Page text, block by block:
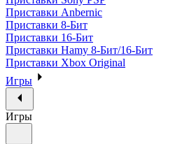
Приставки Anbernic
Приставки 8-Бит
Приставки 16-Бит
Приставки Hamy 8-Бит/16-Бит
Приставки Xbox Original
Игры
Игры